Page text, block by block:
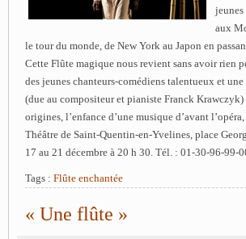
aux
le tour du monde, de New York au Japon en
Cette Flûte magique nous revient sans avoir rien
des jeunes chanteurs-comédiens talentueux et
(due au compositeur et pianiste Franck
origines, l’enfance d’une musique d’avant
Théâtre de Saint-Quentin-en-Yvelines, place
17 au 21 décembre à 20 h 30. Tél. : 01-30-96-99-
Tags : Flûte enchantée
« Une flûte »